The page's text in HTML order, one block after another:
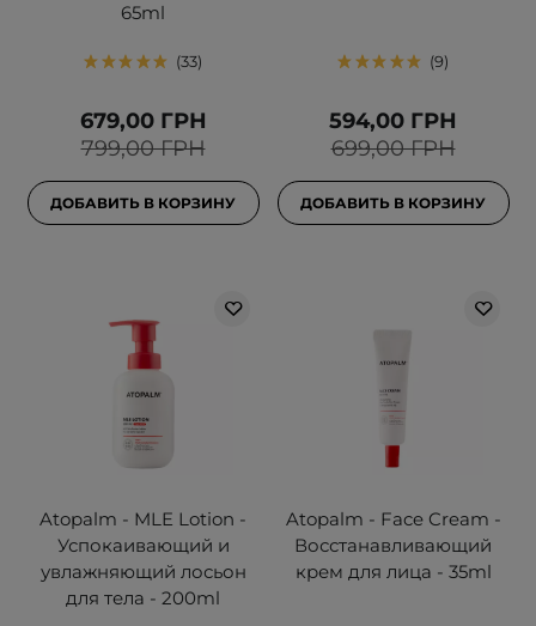
65ml
33
799,00 ГРН
679,00 ГРН
ДОБАВИТЬ В КОРЗИНУ
9
699,00 ГРН
594,00 ГРН
ДОБАВИТЬ В КОРЗИНУ
Atopalm - MLE Lotion -
Успокаивающий и
увлажняющий лосьон
для тела - 200ml
Atopalm - Face Cream -
Восстанавливающий
крем для лица - 35ml